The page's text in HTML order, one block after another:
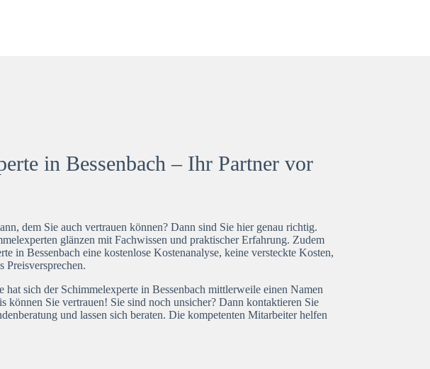
in Bessenbach – Ihr Partner vor
dem Sie auch vertrauen können? Dann sind Sie hier genau richtig.
glänzen mit Fachwissen und praktischer Erfahrung. Zudem
in Bessenbach eine kostenlose Kostenanalyse, keine versteckte Kosten,
Preisversprechen.
hat sich der Schimmelexperte in Bessenbach mittlerweile einen Namen
können Sie vertrauen! Sie sind noch unsicher? Dann kontaktieren Sie
und lassen sich beraten. Die kompetenten Mitarbeiter helfen